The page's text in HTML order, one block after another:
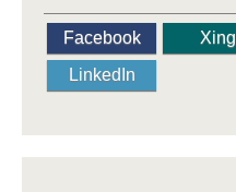
Facebook Xing
LinkedIn